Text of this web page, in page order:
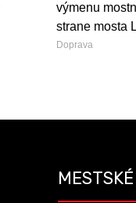
výmenu
strane mosta
Doprava